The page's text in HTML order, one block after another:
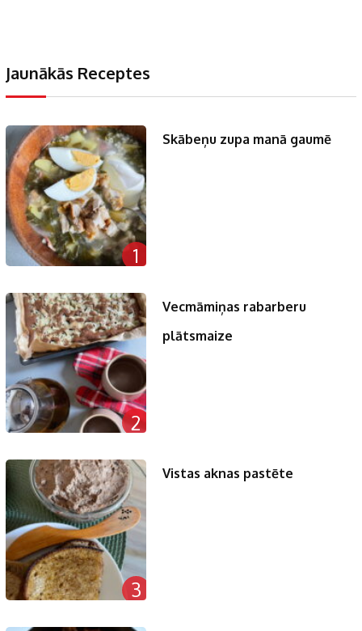
Jaunākās Receptes
1
Skābeņu zupa manā gaumē
2
Vecmāmiņas rabarberu
plātsmaize
3
Vistas aknas pastēte